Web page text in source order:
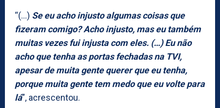
“(…) Se eu acho injusto algumas coisas que
fizeram comigo? Acho injusto, mas eu também
muitas vezes fui injusta com eles. (…) Eu não
acho que tenha as portas fechadas na TVI,
apesar de muita gente querer que eu tenha,
porque muita gente tem medo que eu volte para
lá”, acrescentou.